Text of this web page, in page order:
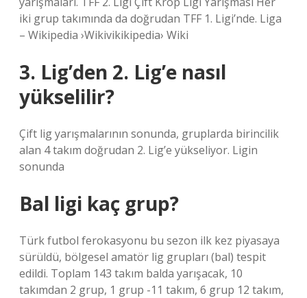
iki grup takımında da doğrudan TFF 1. Ligi’nde. Liga
– Wikipedia ›Wikivikikipedia› Wiki
3. Lig’den 2. Lig’e nasıl
yükselilir?
Çift lig yarışmalarının sonunda, gruplarda birincilik
alan 4 takım doğrudan 2. Lig’e yükseliyor. Ligin
sonunda
Bal ligi kaç grup?
Türk futbol ferokasyonu bu sezon ilk kez piyasaya
sürüldü, bölgesel amatör lig grupları (bal) tespit
edildi. Toplam 143 takım balda yarışacak, 10
takımdan 2 grup, 1 grup -11 takım, 6 grup 12 takım,